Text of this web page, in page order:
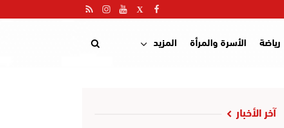
رياضة الأسرة والمرأة المزيد
آخر الأخبار